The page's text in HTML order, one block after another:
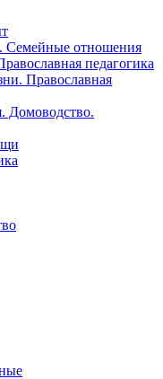
Семейные отношения
педагогика
Православная
Домоводство.